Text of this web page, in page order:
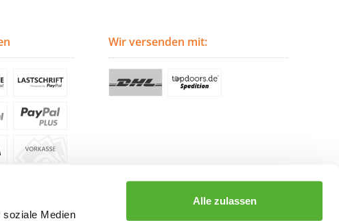
soziale Medien
Alle zulassen
Wir versenden mit: